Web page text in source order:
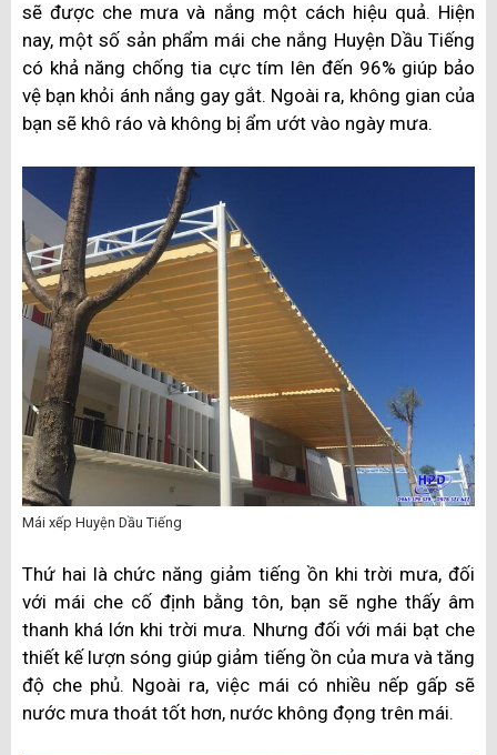
sẽ được che mưa và nắng một cách hiệu quả. Hiện
nay, một số sản phẩm mái che nắng Huyện Dầu Tiếng
có khả năng chống tia cực tím lên đến 96% giúp bảo
vệ bạn khỏi ánh nắng gay gắt. Ngoài ra, không gian của
bạn sẽ khô ráo và không bị ẩm ướt vào ngày mưa.
Mái xếp Huyện Dầu Tiếng
Thứ hai là chức năng giảm tiếng ồn khi trời mưa, đối
với mái che cố định bằng tôn, bạn sẽ nghe thấy âm
thanh khá lớn khi trời mưa. Nhưng đối với mái bạt che
thiết kế lượn sóng giúp giảm tiếng ồn của mưa và tăng
độ che phủ. Ngoài ra, việc mái có nhiều nếp gấp sẽ
nước mưa thoát tốt hơn, nước không đọng trên mái.